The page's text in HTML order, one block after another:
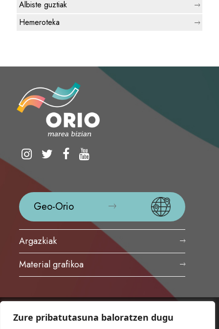
Zure pribatutasuna baloratzen dugu
Albiste guztiak
Hemeroteka
Geo-Orio
Argazkiak
Material grafikoa
ORIOKO UDALA